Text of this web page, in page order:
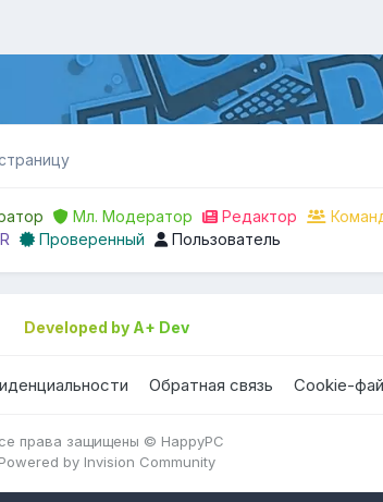
Мл. Модератор Редактор
Проверенный Пользователь
Developed by A+ Dev
Обратная связь Cookie-
права защищены © HappyPC
Powered by Invision Community